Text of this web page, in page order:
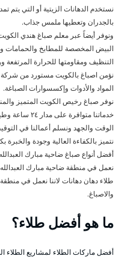
نستخدم الدهانات الزيتية أو التي يتم
بالجدران وتعطيها ملمس جذاب.
ونوفر أيضاً عبر معلم صباغ هندي
البيض المخصصة للمطابخ والحمامات
التنظيف ومقاومتها للحرارة المرتفعة
نؤمن اصباغ بالكويت مستورد من
المواد والأدوات وإكسسوارات الصباغة.
نوفر صباغ رخيص الكويت المتميز
خدماتنا
الوقت والجهد ونسلم أعمالنا في
نتميز بالكفاءة العالية وجودة والخبرة
أفضل أنواع صباغ ضاحية مبارك
نعمل في منطقة ضاحية مبارك
طلاء دهان دهانات لاننا نعمل في
والاصباغ.
ما هو أفضل طلاء؟
أفضل ماركات الطلاء لمشاريع الطلاء